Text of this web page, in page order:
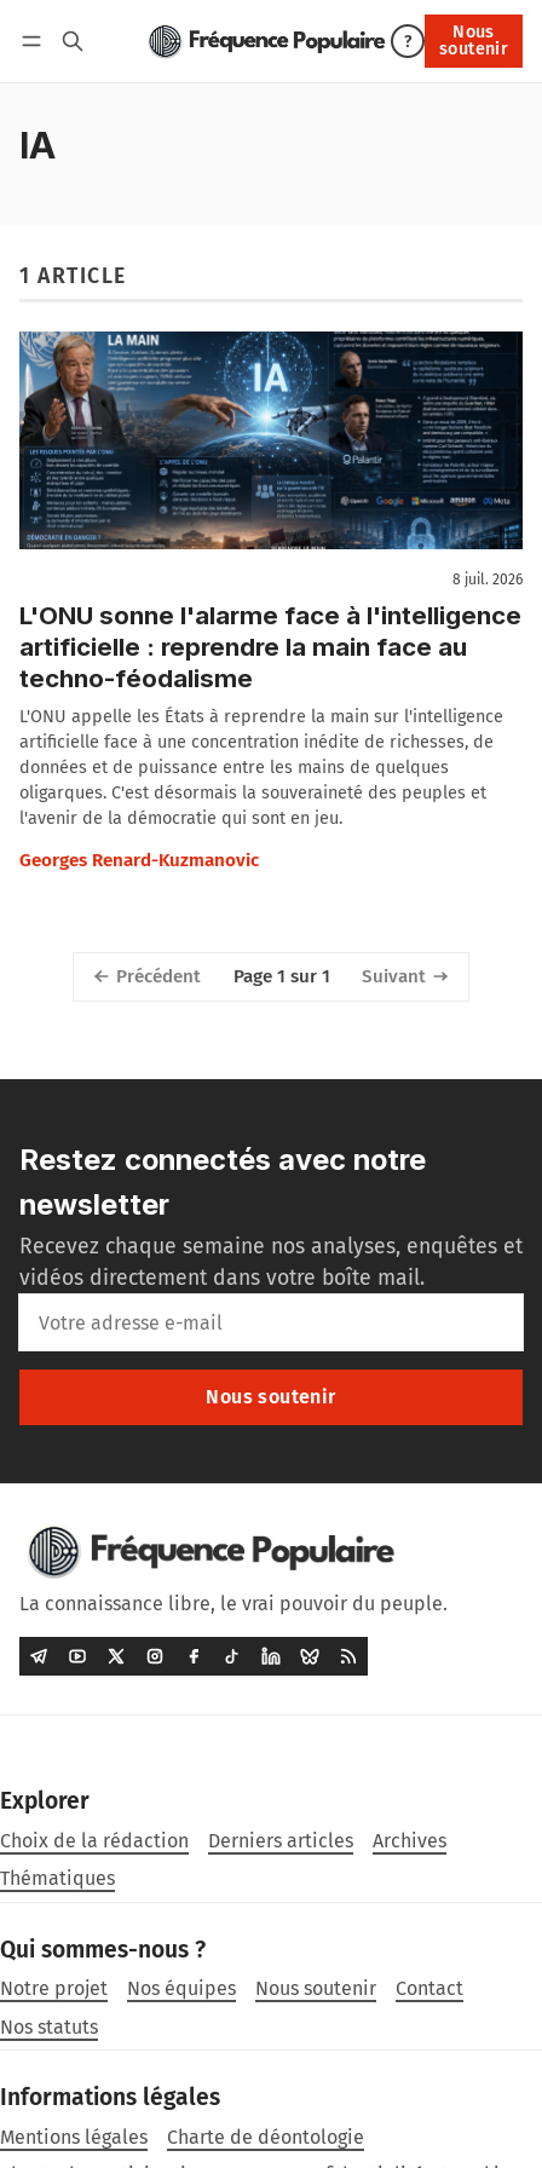
?
Nous
soutenir
Nous soutenir
IA
1 ARTICLE
8 juil. 2026
L'ONU sonne l'alarme face à l'intelligence
artificielle : reprendre la main face au
techno-féodalisme
L'ONU appelle les États à reprendre la main sur l'intelligence
artificielle face à une concentration inédite de richesses, de
données et de puissance entre les mains de quelques
oligarques. C'est désormais la souveraineté des peuples et
l'avenir de la démocratie qui sont en jeu.
Georges Renard-Kuzmanovic
Précédent Page 1 sur 1 Suivant
Restez connectés avec notre
newsletter
Recevez chaque semaine nos analyses, enquêtes et
vidéos directement dans votre boîte mail.
Nous soutenir
La connaissance libre, le vrai pouvoir du peuple.
Explorer
Choix de la rédaction Derniers articles
Archives
Thématiques
Qui sommes-nous ?
Notre projet Nos équipes Nous soutenir
Contact
Nos statuts
Informations légales
Mentions légales
Charte de déontologie